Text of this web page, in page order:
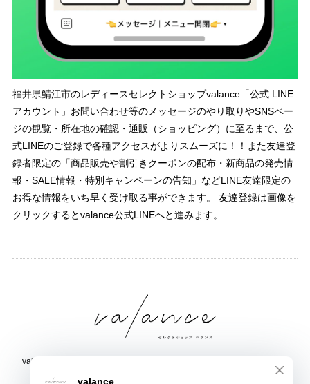
福井県鯖江市のレディースセレクトショップvalance「公式 LINE
アカウント」お問い合わせ等のメッセージのやり取りやSNSペー
ジの観覧・所在地の確認・通販（ショッピング）に至るまで、公
式LINEのご登録で各種アクセスがよりスムーズに！！また友達登
録者限定の「商品販売や割引きクーポンの配布・新商品の発売情
報・SALE情報・特別キャンペーンの告知」などLINE友達限定の
お得な情報をいち早く受け取る事ができます。 友達登録は画像を
クリックするとvalance公式LINEへと進みます。
valance 福井｜レディース セレクトショップ｜ファッション通販サイト